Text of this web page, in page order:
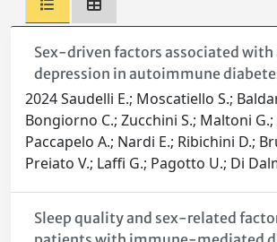
Sex-driven factors associated with
depression in autoimmune
2024 Saudelli E.; Moscatiello S.;
Bongiorno C.; Zucchini S.; Maltoni
Paccapelo A.; Nardi E.; Ribichini D.;
Preiato V.; Laffi G.; Pagotto U.; Di
Sleep quality and sex-related